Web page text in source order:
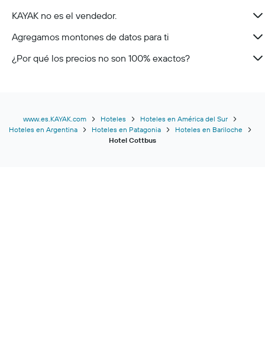
KAYAK no es el vendedor.
Agregamos montones de datos para ti
¿Por qué los precios no son 100% exactos?
www.es.KAYAK.com Hoteles
Hoteles en América del Sur
Hoteles en Argentina
Hoteles en Patagonia
Hoteles en Bariloche
Hotel Cottbus